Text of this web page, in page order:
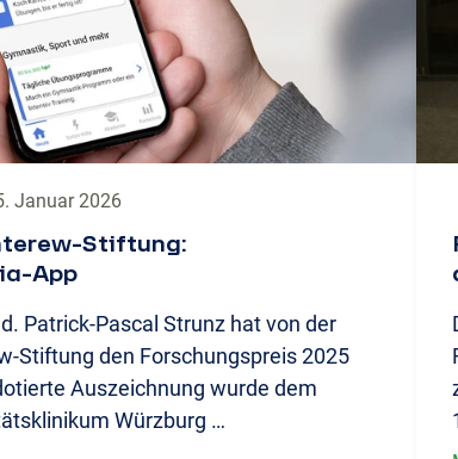
Januar 2026
Stiftung:
App
Patrick-Pascal Strunz hat von der
Stiftung den Forschungspreis 2025
Auszeichnung wurde dem
Würzburg …